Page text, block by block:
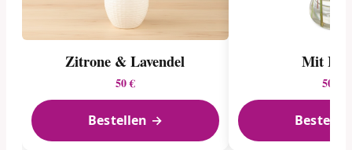
Zitrone & Lavendel
50 €
Bestellen →
Mit
50 €